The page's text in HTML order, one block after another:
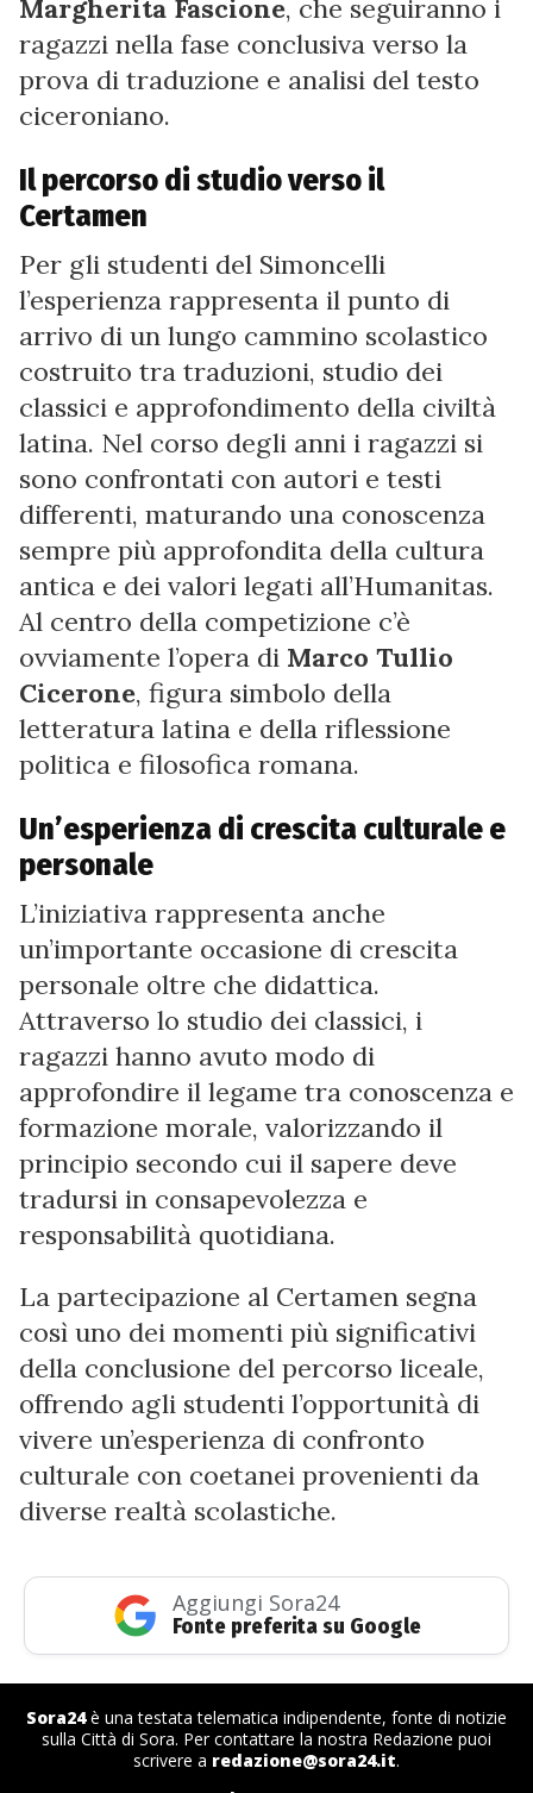
Margherita Fascione, che seguiranno i
ragazzi nella fase conclusiva verso la
prova di traduzione e analisi del testo
ciceroniano.
Il percorso di studio verso il
Certamen
Per gli studenti del Simoncelli
l’esperienza rappresenta il punto di
arrivo di un lungo cammino scolastico
costruito tra traduzioni, studio dei
classici e approfondimento della civiltà
latina. Nel corso degli anni i ragazzi si
sono confrontati con autori e testi
differenti, maturando una conoscenza
sempre più approfondita della cultura
antica e dei valori legati all’Humanitas.
Al centro della competizione c’è
ovviamente l’opera di Marco Tullio
Cicerone, figura simbolo della
letteratura latina e della riflessione
politica e filosofica romana.
Un’esperienza di crescita culturale e
personale
L’iniziativa rappresenta anche
un’importante occasione di crescita
personale oltre che didattica.
Attraverso lo studio dei classici, i
ragazzi hanno avuto modo di
approfondire il legame tra conoscenza e
formazione morale, valorizzando il
principio secondo cui il sapere deve
tradursi in consapevolezza e
responsabilità quotidiana.
La partecipazione al Certamen segna
così uno dei momenti più significativi
della conclusione del percorso liceale,
offrendo agli studenti l’opportunità di
vivere un’esperienza di confronto
culturale con coetanei provenienti da
diverse realtà scolastiche.
Aggiungi Sora24
Fonte preferita su Google
Sora24è una testata telematica indipendente, fonte di notizie
sulla Città di Sora. Per contattare la nostra Redazione puoi
scrivere a redazione@sora24.it.